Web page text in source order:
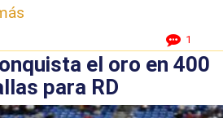
1
el oro en 400
para RD